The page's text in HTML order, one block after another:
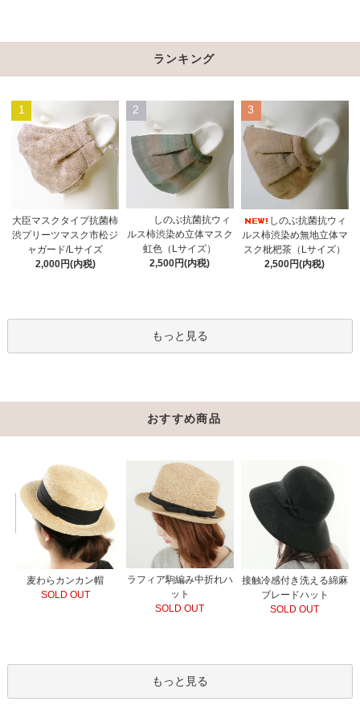
ランキング
1
大臣マスクタイプ抗菌柿
渋プリーツマスク市松ジ
ャガード/Lサイズ
2,000円(内税)
2
しのぶ抗菌抗ウィ
ルス柿渋染め立体マスク
虹色（Lサイズ）
2,500円(内税)
3
しのぶ抗菌抗ウィ
ルス柿渋染め無地立体マ
スク枇杷茶（Lサイズ）
2,500円(内税)
もっと見る
おすすめ商品
麦わらカンカン帽
SOLD OUT
ラフィア駒編み中折れハ
ット
SOLD OUT
接触冷感付き洗える綿麻
ブレードハット
SOLD OUT
もっと見る